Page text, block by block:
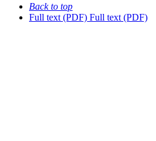
Back to top
Full text (PDF) Full text (PDF)